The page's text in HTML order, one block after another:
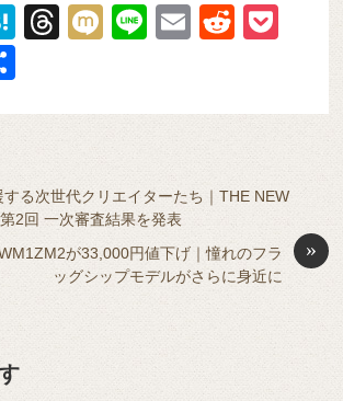
H
n
T
a
s
M
Li
E
R
di et
する次世代クリエイターたち｜THE NEW
2回 一次審査結果を発表
»
が33,000円値下げ｜憧れのフラ
ッグシップモデルがさらに身近に